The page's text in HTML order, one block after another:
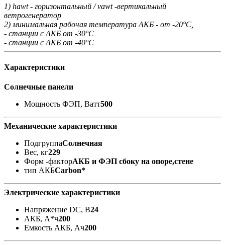
1) hawt - горизонтальный / vawt -вертикальный
ветрогенератор
2) минимальная рабочая температура АКБ - от -20°С,
- станции с АКБ от -30°С
- станции с АКБ от -40°С
Характеристики
Солнечные панели
Мощность ФЭП, Ватт500
Механические характеристики
ПодгруппаСолнечная
Вес, кг229
Форм -факторАКБ и ФЭП сбоку на опоре,стене
тип АКБCarbon*
Электрические характеристики
Напряжение DC, В24
АКБ, А*ч200
Емкость АКБ, Ач200